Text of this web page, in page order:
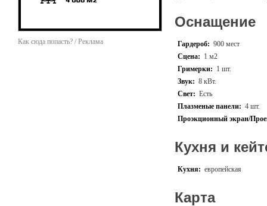
Как сюда попасть? / Реклама
Оснащение
Гардероб: 900 мест
Сцена: 1 м2
Гримерки: 1 шт.
Звук: 8 кВт.
Свет: Есть
Плазменые панели: 4 шт.
Проэкционный экран/
Кухня и
Кухня: европейская
Карта